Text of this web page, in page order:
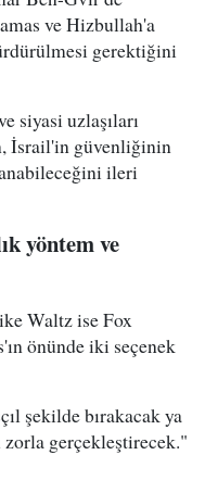
ve Hizbullah'a
gerektiğini
siyasi uzlaşıları
İsrail'in güvenliğinin
ileri
yöntem ve
Waltz ise Fox
önünde iki seçenek
şekilde bırakacak ya
gerçekleştirecek."